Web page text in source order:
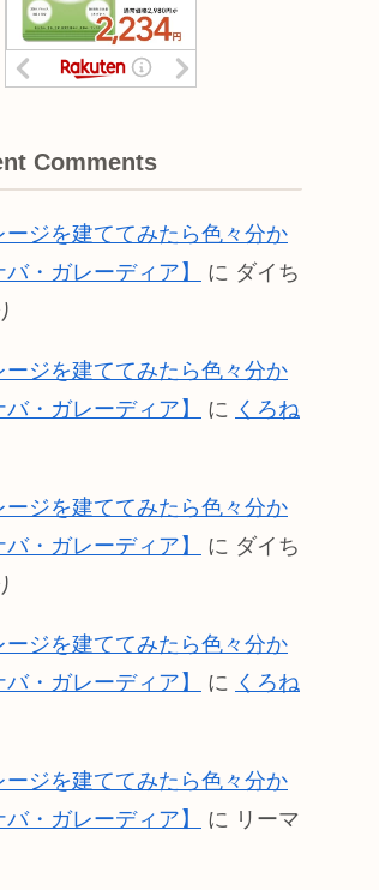
Comments
ージを建ててみたら色々分か
・ガレーディア】
に ダイち
ージを建ててみたら色々分か
・ガレーディア】
に くろね
ージを建ててみたら色々分か
・ガレーディア】
に ダイち
ージを建ててみたら色々分か
・ガレーディア】
に くろね
ージを建ててみたら色々分か
・ガレーディア】
に リーマ